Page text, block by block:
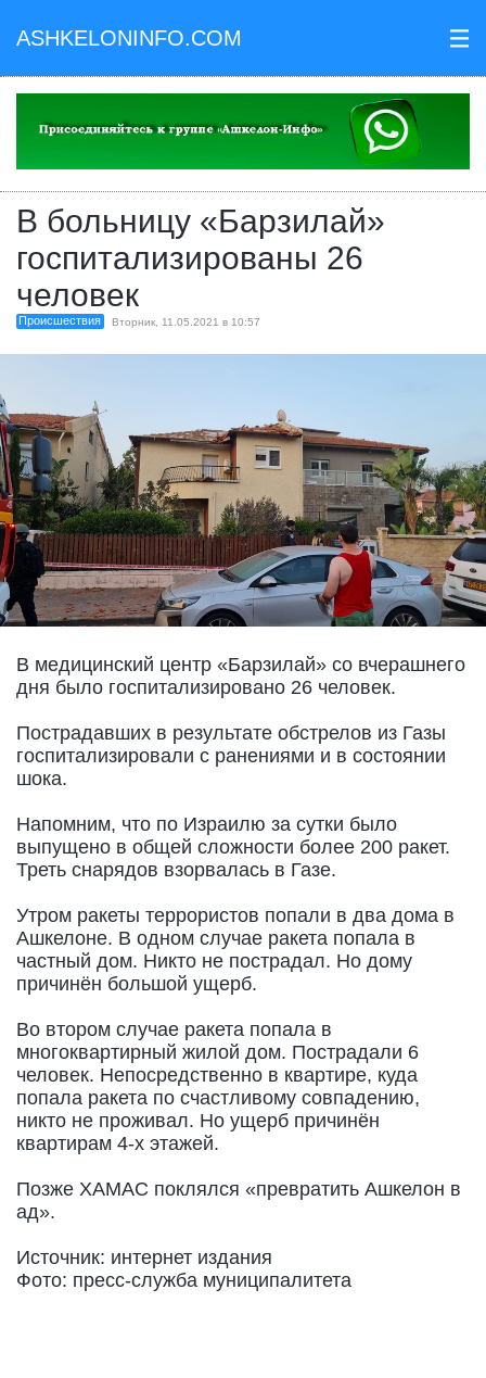
ASHKELONINFO.COM III
В больницу «Барзилай»
госпитализированы 26
человек
Происшествия Вторник, 11.05.2021 в 10:57
В медицинский центр «Барзилай» со вчерашнего
дня было госпитализировано 26 человек.
Пострадавших в результате обстрелов из Газы
госпитализировали с ранениями и в состоянии
шока.
Напомним, что по Израилю за сутки было
выпущено в общей сложности более 200 ракет.
Треть снарядов взорвалась в Газе.
Утром ракеты террористов попали в два дома в
Ашкелоне. В одном случае ракета попала в
частный дом. Никто не пострадал. Но дому
причинён большой ущерб.
Во втором случае ракета попала в
многоквартирный жилой дом. Пострадали 6
человек. Непосредственно в квартире, куда
попала ракета по счастливому совпадению,
никто не проживал. Но ущерб причинён
квартирам 4-х этажей.
Позже ХАМАС поклялся «превратить Ашкелон в
ад».
Источник: интернет издания
Фото: пресс-служба муниципалитета